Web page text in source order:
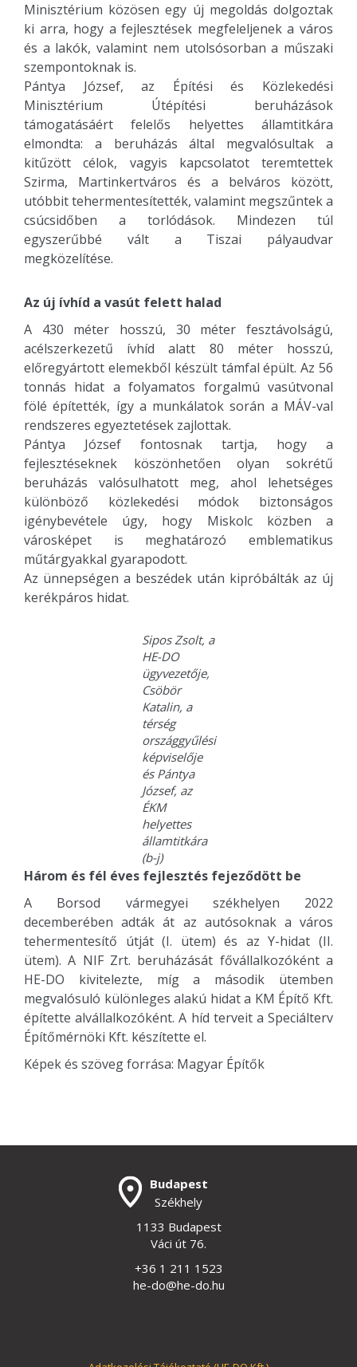
Minisztérium közösen egy új megoldás dolgoztak
ki arra, hogy a fejlesztések megfeleljenek a város
és a lakók, valamint nem utolsósorban a műszaki
szempontoknak is.
Pántya József, az Építési és Közlekedési
Minisztérium Útépítési beruházások
támogatásáért felelős helyettes államtitkára
elmondta: a beruházás által megvalósultak a
kitűzött célok, vagyis kapcsolatot teremtettek
Szirma, Martinkertváros és a belváros között,
utóbbit tehermentesítették, valamint megszűntek a
csúcsidőben a torlódások. Mindezen túl
egyszerűbbé vált a Tiszai pályaudvar
megközelítése.
Az új ívhíd a vasút felett halad
A 430 méter hosszú, 30 méter fesztávolságú,
acélszerkezetű ívhíd alatt 80 méter hosszú,
előregyártott elemekből készült támfal épült. Az 56
tonnás hidat a folyamatos forgalmú vasútvonal
fölé építették, így a munkálatok során a MÁV-val
rendszeres egyeztetések zajlottak.
Pántya József fontosnak tartja, hogy a
fejlesztéseknek köszönhetően olyan sokrétű
beruházás valósulhatott meg, ahol lehetséges
különböző közlekedési módok biztonságos
igénybevétele úgy, hogy Miskolc közben a
városképet is meghatározó emblematikus
műtárgyakkal gyarapodott.
Az ünnepségen a beszédek után kipróbálták az új
kerékpáros hidat.
Sipos Zsolt, a
HE-DO
ügyvezetője,
Csöbör
Katalin, a
térség
országgyűlési
képviselője
és Pántya
József, az
ÉKM
helyettes
államtitkára
(b-j)
Három és fél éves fejlesztés fejeződött be
A Borsod vármegyei székhelyen 2022
decemberében adták át az autósoknak a város
tehermentesítő útját (I. ütem) és az Y-hidat (II.
ütem). A NIF Zrt. beruházását fővállalkozóként a
HE-DO kivitelezte, míg a második ütemben
megvalósuló különleges alakú hidat a KM Építő Kft.
építette alvállalkozóként. A híd terveit a Speciálterv
Építőmérnöki Kft. készítette el.
Képek és szöveg forrása: Magyar Építők
Budapest
Székhely
1133 Budapest
Váci út 76.
+36 1 211 1523
he-do@he-do.hu